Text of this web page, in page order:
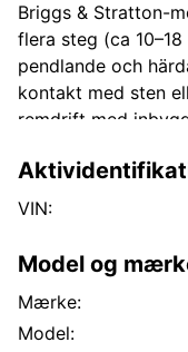
Briggs & Stratton-
flera steg (ca
pendlande och
kontakt med sten
remdrift med
(fungerar utmärkt
Däck: Kraftiga,
byggt för
framtagen efter
VIN:
Model og
Mærke:
Model: